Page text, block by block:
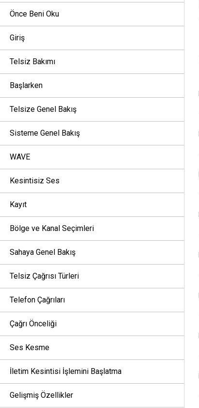
Önce Beni Oku
Giriş
Telsiz Bakımı
Başlarken
Telsize Genel Bakış
Sisteme Genel Bakış
WAVE
Kesintisiz Ses
Kayıt
Bölge ve Kanal Seçimleri
Sahaya Genel Bakış
Telsiz Çağrısı Türleri
Telefon Çağrıları
Çağrı Önceliği
Ses Kesme
İletim Kesintisi İşlemini Başlatma
Gelişmiş Özellikler